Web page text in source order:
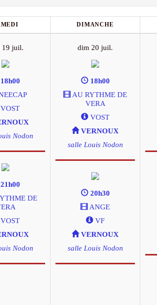
DIMANCHE
19 juil.
18h00
VOST
Nodon
21h00
DE
VOST
Nodon
dim 20 juil.
18h00
AU RYTHME DE
VERA
VOST
VERNOUX
salle Louis Nodon
20h30
ANGE
VF
VERNOUX
salle Louis Nodon